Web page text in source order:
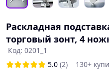
Раскладная
торговый зонт, 4
Код: 0201_1
5.0 (2)
130+